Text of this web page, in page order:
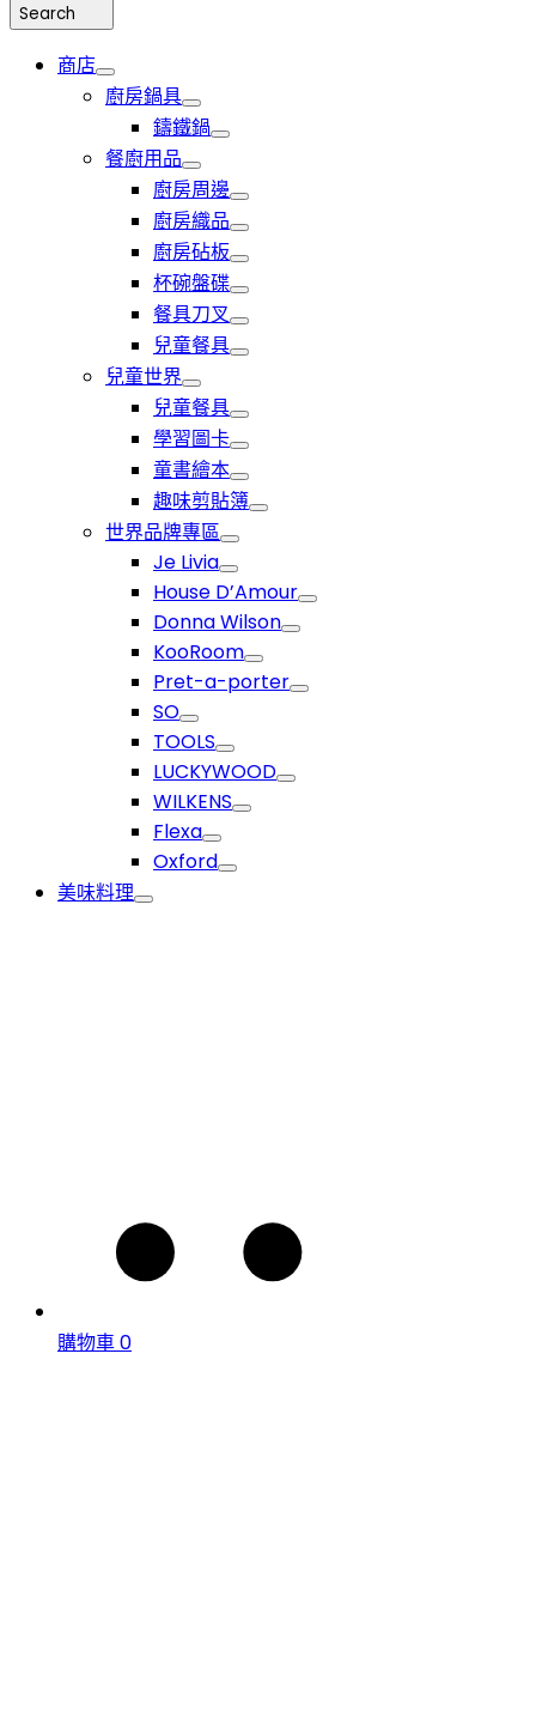
Search
商店
廚房鍋具
鑄鐵鍋
餐廚用品
廚房周邊
廚房織品
廚房砧板
杯碗盤碟
餐具刀叉
兒童餐具
兒童世界
兒童餐具
學習圖卡
童書繪本
趣味剪貼簿
世界品牌專區
Je Livia
House D’Amour
Donna Wilson
KooRoom
Pret-a-porter
SO
TOOLS
LUCKYWOOD
WILKENS
Flexa
Oxford
美味料理
購物車0